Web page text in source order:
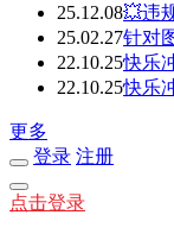
25.12.08💥违
25.02.27针对
22.10.25快乐
22.10.25快乐
更多
登录 注册
点击登录